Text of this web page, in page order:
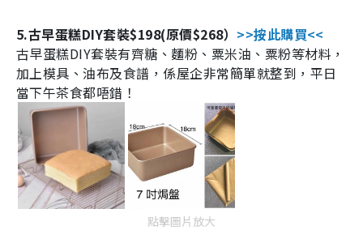
5.古早蛋糕DIY套裝$198(原價$268） >>按此購買<<
古早蛋糕DIY套裝有齊糖、麵粉、粟米油、粟粉等材料，
加上模具、油布及食譜，係屋企非常簡單就整到，平日
當下午茶食都唔錯！
點擊圖片放大